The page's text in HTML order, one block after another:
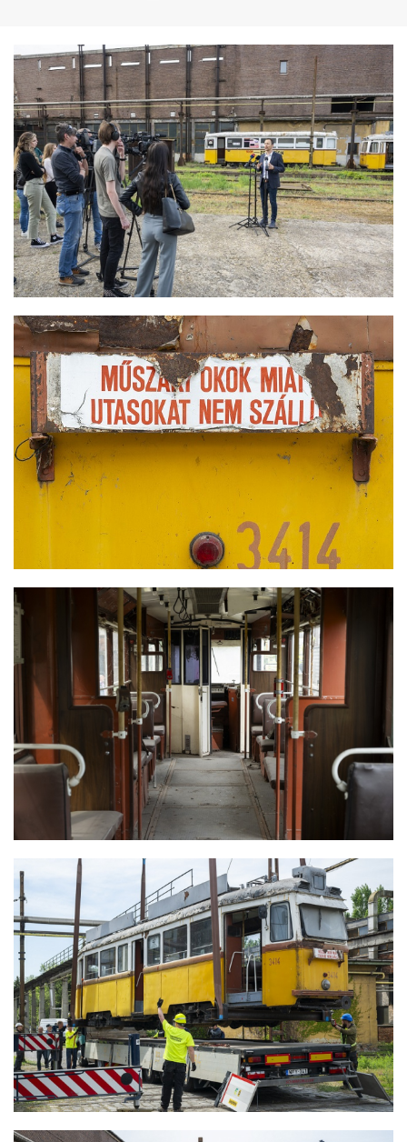
ZUGLIGETI VILLAMOSOK ELSZÁLLÍTÁSA
RESTAURÁLÁSRA
ZUGLIGETI VILLAMOSOK ELSZÁLLÍTÁSA
RESTAURÁLÁSRA
ZUGLIGETI VILLAMOSOK ELSZÁLLÍTÁSA
RESTAURÁLÁSRA
ZUGLIGETI VILLAMOSOK ELSZÁLLÍTÁSA
RESTAURÁLÁSRA